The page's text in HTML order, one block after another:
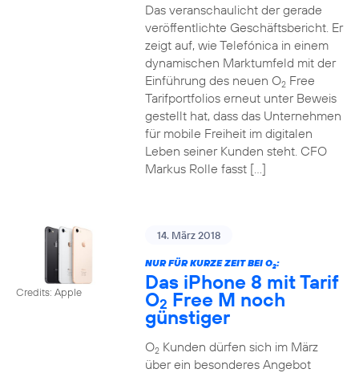
Das veranschaulicht der gerade
veröffentlichte Geschäftsbericht. Er
zeigt auf, wie Telefónica in einem
dynamischen Marktumfeld mit der
Einführung des neuen O2Free
Tarifportfolios erneut unter Beweis
gestellt hat, dass das Unternehmen
für mobile Freiheit im digitalen
Leben seiner Kunden steht. CFO
Markus Rolle fasst […]
Credits: Apple
14. März 2018
NUR FÜR KURZE ZEIT BEI O2:
Das iPhone 8 mit Tarif
O2 Free M noch
günstiger
O2Kunden dürfen sich im März
über ein besonderes Angebot